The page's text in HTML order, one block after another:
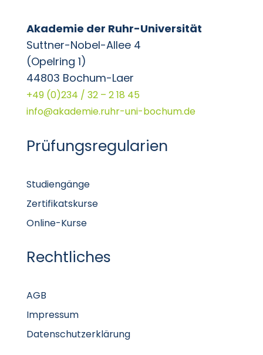
Akademie der Ruhr-Universität
Suttner-Nobel-Allee 4
(Opelring 1)
44803 Bochum-Laer
+49 (0)234 / 32 – 2 18 45
info@akademie.ruhr-uni-bochum.de
Prüfungsregularien
Studiengänge
Zertifikatskurse
Online-Kurse
Rechtliches
AGB
Impressum
Datenschutzerklärung